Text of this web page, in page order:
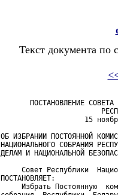
Текст документа по
ПОСТАНОВЛЕНИЕ СОВЕТА
15
ОБ ИЗБРАНИИ ПОСТОЯННОЙ
НАЦИОНАЛЬНОГО СОБРАНИЯ
ДЕЛАМ И НАЦИОНАЛЬНОЙ
Совет Республики
ПОСТАНОВЛЯЕТ:
Избрать Постоянную